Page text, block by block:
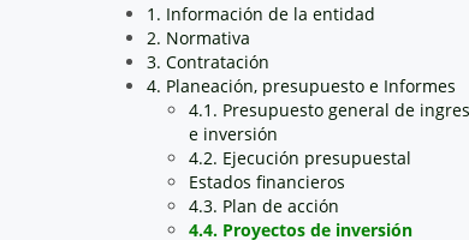
1. Información de la entidad
2. Normativa
3. Contratación
4. Planeación, presupuesto e Informes
4.1. Presupuesto general de
e inversión
4.2. Ejecución presupuestal
Estados financieros
4.3. Plan de acción
4.4. Proyectos de inversión